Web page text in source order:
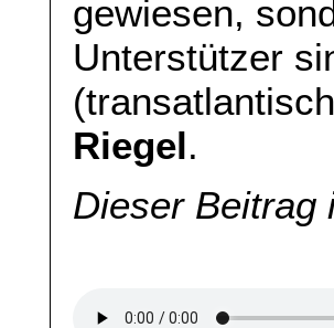
gewiesen,
Unterstützer
Riegel.
Dieser Beitrag